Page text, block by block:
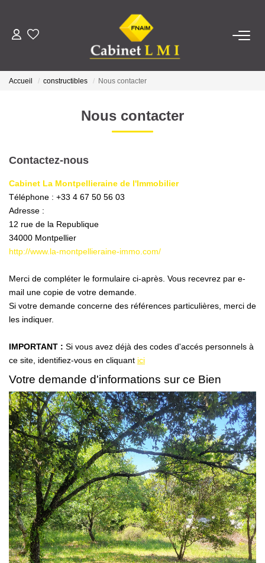
ACHETER
ESTIMER
NOTRE AGENCE
Qui Sommes-Nous ?
Notre Équipe
Nos Partenaires
Nos Actualités
EN
Accueil constructibles Nous contacter
Nous contacter
Contactez-nous
Cabinet La Montpellieraine de l'Immobilier
Téléphone : +33 4 67 50 56 03
Adresse :
12 rue de la Republique
34000 Montpellier
http://www.la-montpellieraine-immo.com/
Merci de compléter le formulaire ci-après. Vous recevrez par e-
mail une copie de votre demande.
Si votre demande concerne des références particulières, merci de
les indiquer.
IMPORTANT : Si vous avez déjà des codes d'accés personnels à
ce site, identifiez-vous en cliquant ici
Votre demande d'informations sur ce Bien